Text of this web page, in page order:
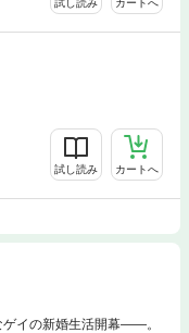
試し読み カートへ
試し読み カートへ
イの新婚生活開幕――。